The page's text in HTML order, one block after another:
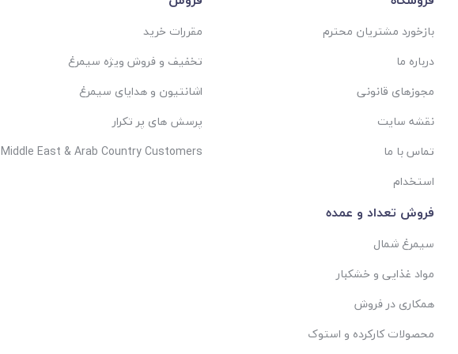
بازخورد مشتریان محترم
درباره ما
مجوزهای قانونی
نقشه سایت
تماس با ما
استخدام
مقررات خرید
تخفیف و فروش ویژه سیمرغ
اشانتیون و هدایای سیمرغ
پرسش های پر تکرار
Middle East & Arab Country Customers
فروش تعداد و عمده
سیمرغ شمال
مواد غذایی و خشکبار
همکاری در فروش
محصولات کارکرده و استوک